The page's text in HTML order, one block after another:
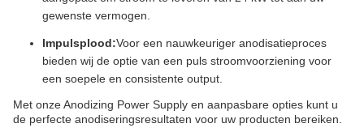
gewenste vermogen.
Impulsplood:Voor een nauwkeuriger anodisatieproces
bieden wij de optie van een puls stroomvoorziening voor
een soepele en consistente output.
Met onze Anodizing Power Supply en aanpasbare opties kunt u
de perfecte anodiseringsresultaten voor uw producten bereiken.